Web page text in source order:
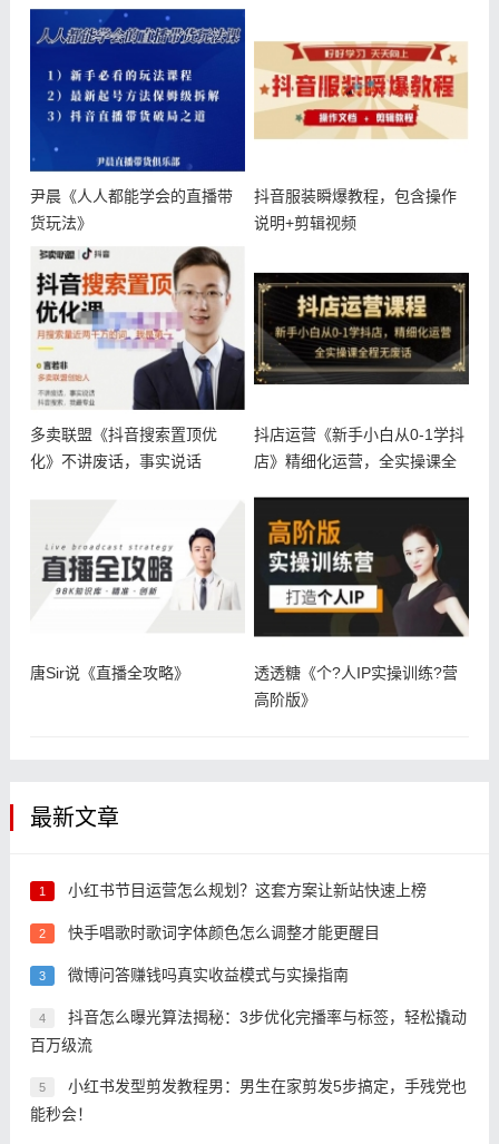
拨，
尹晨《人人都能学会的直播带
货玩法》
抖音服装瞬爆教程，包含操作
说明+剪辑视频
多卖联盟《抖音搜索置顶优
化》不讲废话，事实说话
抖店运营《新手小白从0-1学抖
店》精细化运营，全实操课全
唐Sir说《直播全攻略》
透透糖《个?人IP实操训练?营
高阶版》
最新文章
1 小红书节目运营怎么规划？这套方案让新站快速上榜
2 快手唱歌时歌词字体颜色怎么调整才能更醒目
3 微博问答赚钱吗真实收益模式与实操指南
4
抖音怎么曝光算法揭秘：3步优化完播率与标签，轻松撬动
百万级流
5
小红书发型剪发教程男：男生在家剪发5步搞定，手残党也
能秒会！